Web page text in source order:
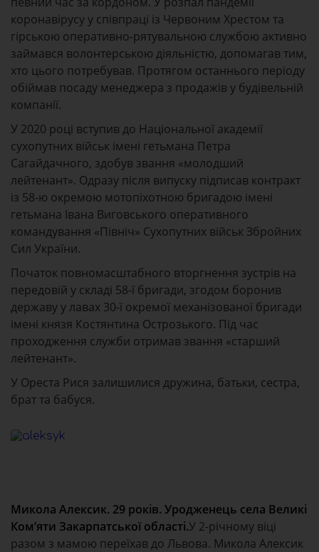
коронавірусу у співпраці із Червоним Хрестом та
гірською оперативно-рятувальною службою активно
займався волонтерською діяльністю, допомагав тим,
хто цього потребував. Протягом останнього періоду
обіймав посаду менеджера з продажів у будівельній
компанії.
У 2020 році вступив до Національної академії
сухопутних військ імені гетьмана Петра
Сагайдачного, здобув звання «молодший
лейтенант». Одразу після випуску підписав контракт
із 58-ю окремою мотопіхотною бригадою імені
гетьмана Івана Виговського оперативного
командування «Північ» Сухопутних військ Збройних
Сил України.
Початок повномасштабного вторгнення зустрів на
передовій у складі 58-ї бригади, згодом боронив
державу у лавах 30-ї окремої механізованої бригади
імені князя Костянтина Острозького. Під час
проходження служби отримав звання «старший
лейтенант».
У Ореста Рися залишилися дружина, батьки, сестра,
брат та бабуся.
Микола Алексик. 29 років. Уродженець села Великі
Ком’яти Закарпатської області.У 2-річному віці
разом з мамою переїхав до Львова. Микола Алексик